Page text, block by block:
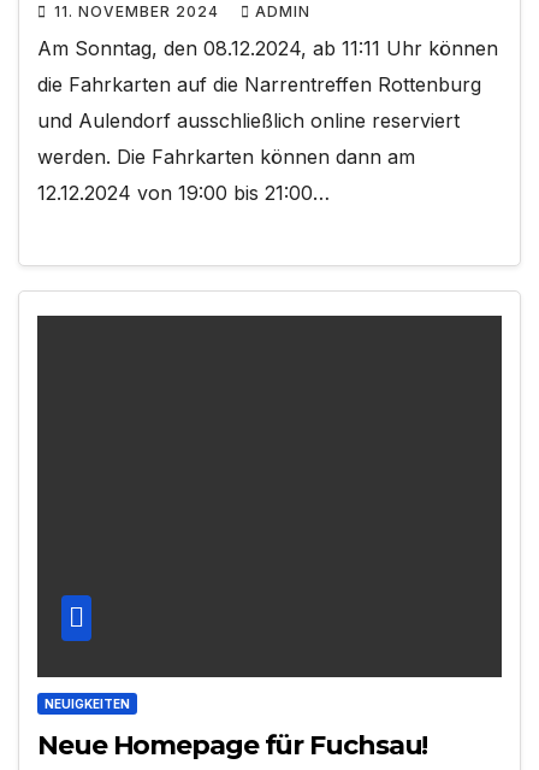
11. NOVEMBER 2024 ADMIN
Am Sonntag, den 08.12.2024, ab 11:11 Uhr können
die Fahrkarten auf die Narrentreffen Rottenburg
und Aulendorf ausschließlich online reserviert
werden. Die Fahrkarten können dann am
12.12.2024 von 19:00 bis 21:00…
NEUIGKEITEN
Neue Homepage für Fuchsau!